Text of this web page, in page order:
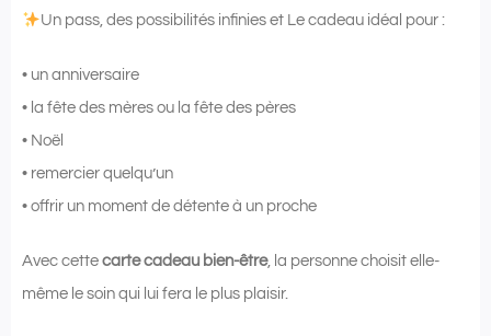
Un pass, des possibilités infinies et Le cadeau idéal pour :
• un anniversaire
• la fête des mères ou la fête des pères
• Noël
• remercier quelqu’un
• offrir un moment de détente à un proche
Avec cette carte cadeau bien-être, la personne choisit elle-
même le soin qui lui fera le plus plaisir.